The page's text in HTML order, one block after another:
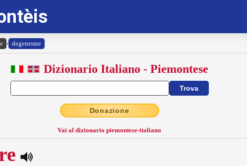
› degenerare
Dizionario Italiano - Piemontese
Donazione
Vai al dizionario piemontese-italiano